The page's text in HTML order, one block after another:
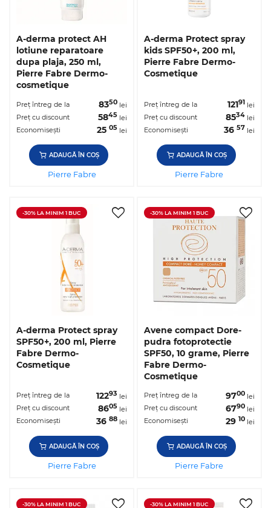
A-derma protect AH
lotiune reparatoare
dupa plaja, 250 ml,
Pierre Fabre Dermo-
cosmetique
Preț întreg de la 8350 lei
Preț cu discount
5845 lei
Economisești
2505 lei
ADAUGĂ ÎN COȘ
Pierre Fabre
A-derma Protect spray
kids SPF50+, 200 ml,
Pierre Fabre Dermo-
Cosmetique
Preț întreg de la 12191 lei
Preț cu discount
8534 lei
Economisești
36 57 lei
ADAUGĂ ÎN COȘ
Pierre Fabre
-30% LA MINIM 1 BUC
A-derma Protect spray
SPF50+, 200 ml, Pierre
Fabre Dermo-
Cosmetique
Preț întreg de la 12293 lei
Preț cu discount
8605 lei
Economisești
3688 lei
ADAUGĂ ÎN COȘ
Pierre Fabre
-30% LA MINIM 1 BUC
Avene compact Dore-
pudra fotoprotectie
SPF50, 10 grame, Pierre
Fabre Dermo-
Cosmetique
Preț întreg de la 9700 lei
Preț cu discount
6790 lei
Economisești
29 10 lei
ADAUGĂ ÎN COȘ
Pierre Fabre
-30% LA MINIM 1 BUC -30% LA MINIM 1 BUC